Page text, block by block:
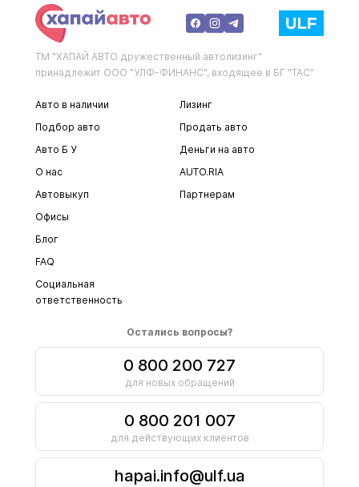
ТМ "ХАПАЙ АВТО дружественный автолизинг"
принадлежит ООО "УЛФ-ФИНАНС", входящее в БГ "ТАС"
Авто в наличии
Подбор авто
Авто Б У
О нас
Автовыкуп
Лизинг
Продать авто
Деньги на авто
AUTO.RIA
Партнерам
Офисы
Блог
FAQ
Социальная
ответственность
Остались вопросы?
0 800 200 727
для новых обращений
0 800 201 007
для действующих клиентов
hapai.info@ulf.ua